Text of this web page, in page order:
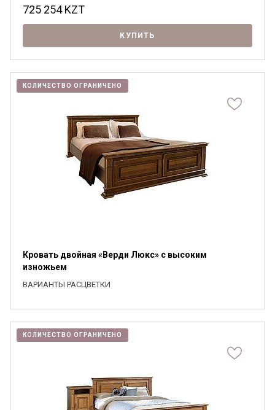
725 254KZT
КУПИТЬ
КОЛИЧЕСТВО ОГРАНИЧЕНО
Кровать двойная «Верди Люкс» с высоким
изножьем
ВАРИАНТЫ РАСЦВЕТКИ
КОЛИЧЕСТВО ОГРАНИЧЕНО